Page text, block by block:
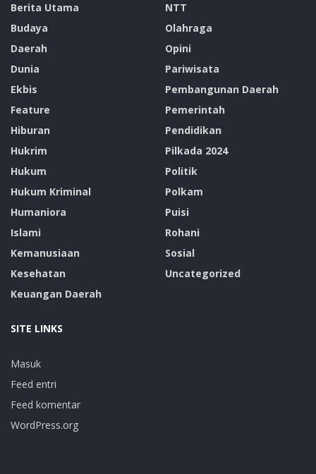
Berita Utama
Budaya
Daerah
Dunia
Ekbis
Feature
Hiburan
Hukrim
Hukum
Hukum Kriminal
Humaniora
Islami
Kemanusiaan
Kesehatan
Keuangan Daerah
NTT
Olahraga
Opini
Pariwisata
Pembangunan Daerah
Pemerintah
Pendidikan
Pilkada 2024
Politik
Polkam
Puisi
Rohani
Sosial
Uncategorized
SITE LINKS
Masuk
Feed entri
Feed komentar
WordPress.org